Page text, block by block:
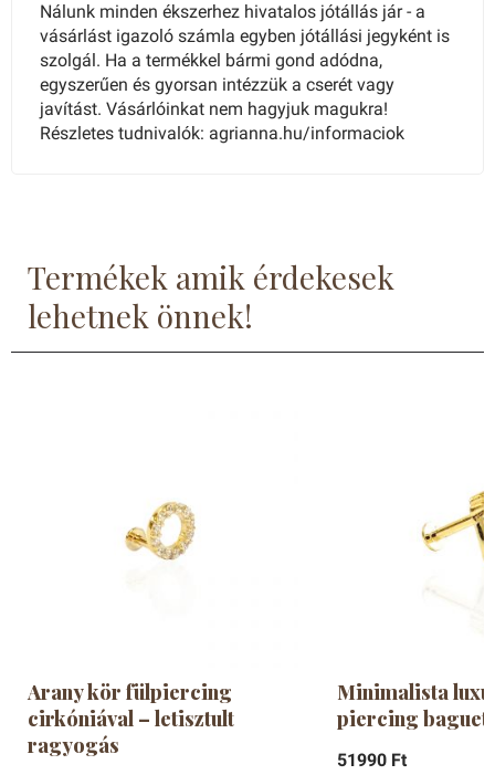
Nálunk minden ékszerhez hivatalos jótállás jár - a
vásárlást igazoló számla egyben jótállási jegyként is
szolgál. Ha a termékkel bármi gond adódna,
egyszerűen és gyorsan intézzük a cserét vagy
javítást. Vásárlóinkat nem hagyjuk magukra!
Részletes tudnivalók: agrianna.hu/informaciok
Termékek amik érdekesek
lehetnek önnek!
Arany kör fülpiercing
cirkóniával – letisztult
ragyogás
Minimalista
piercing
51990 Ft